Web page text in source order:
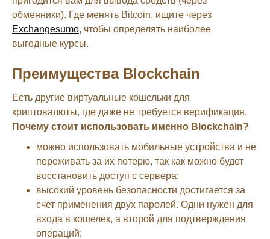
обменники). Где менять Bitcoin, ищите через
Exchangesumo, чтобы определять наиболее
выгодные курсы.
Преимущества Blockchain
Есть другие виртуальные кошельки для
криптовалюты, где даже не требуется верификация.
Почему стоит использовать именно Blockchain?
можно использовать мобильные устройства и не
переживать за их потерю, так как можно будет
восстановить доступ с сервера;
высокий уровень безопасности достигается за
счет применения двух паролей. Одни нужен для
входа в кошелек, а второй для подтверждения
операций;